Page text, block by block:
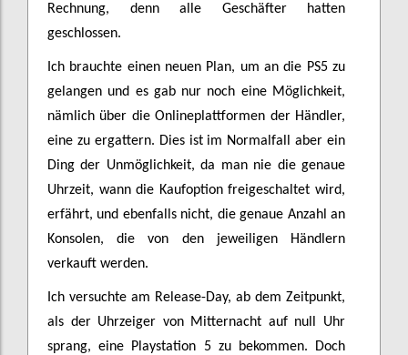
Rechnung, denn alle Geschäfter hatten
geschlossen.
Ich brauchte einen neuen Plan, um an die PS5 zu
gelangen und es gab nur noch eine Möglichkeit,
nämlich über die Onlineplattformen der Händler,
eine zu ergattern. Dies ist im Normalfall aber ein
Ding der Unmöglichkeit, da man nie die genaue
Uhrzeit, wann die Kaufoption freigeschaltet wird,
erfährt, und ebenfalls nicht, die genaue Anzahl an
Konsolen, die von den jeweiligen Händlern
verkauft werden.
Ich versuchte am Release-Day, ab dem Zeitpunkt,
als der Uhrzeiger von Mitternacht auf null Uhr
sprang, eine Playstation 5 zu bekommen. Doch